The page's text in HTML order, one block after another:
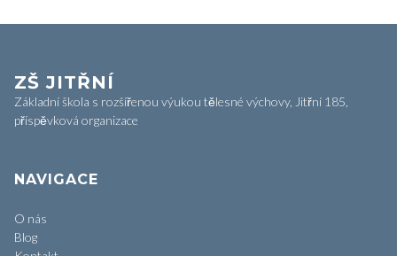
ZŠ JITŘNÍ
Základní škola s rozšířenou výukou tělesné výchovy, Jitřní 185,
příspěvková organizace
NAVIGACE
O nás
Blog